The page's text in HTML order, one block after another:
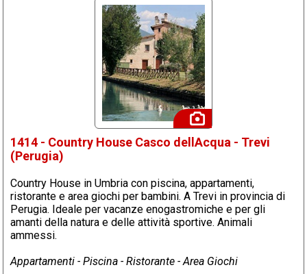
1414 - Country House Casco dellAcqua - Trevi
(Perugia)
Country House in Umbria con piscina, appartamenti,
ristorante e area giochi per bambini. A Trevi in provincia di
Perugia. Ideale per vacanze enogastromiche e per gli
amanti della natura e delle attività sportive. Animali
ammessi.
Appartamenti - Piscina - Ristorante - Area Giochi